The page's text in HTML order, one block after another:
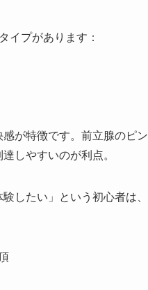
イプがあります：
が特徴です。前立腺のピ
しやすいのが利点。
したい」という初心者は